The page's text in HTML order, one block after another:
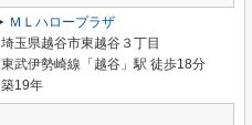
ＭＬハロープラザ
埼玉県越谷市東越谷３丁目
東武伊勢崎線「越谷」駅 徒歩18分
築19年